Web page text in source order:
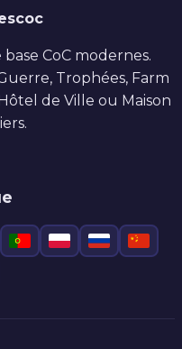
CoC modernes.
Trophées, Farm
de Ville ou Maison